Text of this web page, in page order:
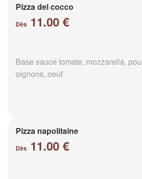
Pizza del cocco
Dès 11.00 €
Base sauce tomate, mozzarella,
oignons, oeuf
Pizza napolitaine
Dès 11.00 €